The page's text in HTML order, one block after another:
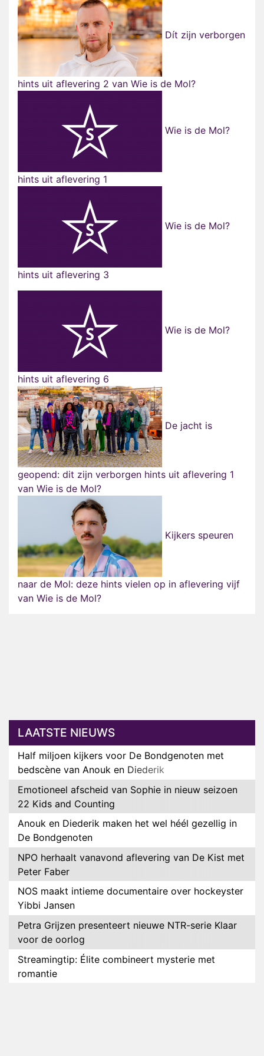
Dít zijn verborgen
hints uit aflevering 2 van Wie is de Mol?
Wie is de Mol?
hints uit aflevering 1
Wie is de Mol?
hints uit aflevering 3
Wie is de Mol?
hints uit aflevering 6
De jacht is
geopend: dit zijn verborgen hints uit aflevering 1
van Wie is de Mol?
Kijkers speuren
naar de Mol: deze hints vielen op in aflevering vijf
van Wie is de Mol?
LAATSTE NIEUWS
Half miljoen kijkers voor De Bondgenoten met
bedscène van Anouk en Diederik
Emotioneel afscheid van Sophie in nieuw seizoen
22 Kids and Counting
Anouk en Diederik maken het wel héél gezellig in
De Bondgenoten
NPO herhaalt vanavond aflevering van De Kist met
Peter Faber
NOS maakt intieme documentaire over hockeyster
Yibbi Jansen
Petra Grijzen presenteert nieuwe NTR-serie Klaar
voor de oorlog
Streamingtip: Élite combineert mysterie met
romantie